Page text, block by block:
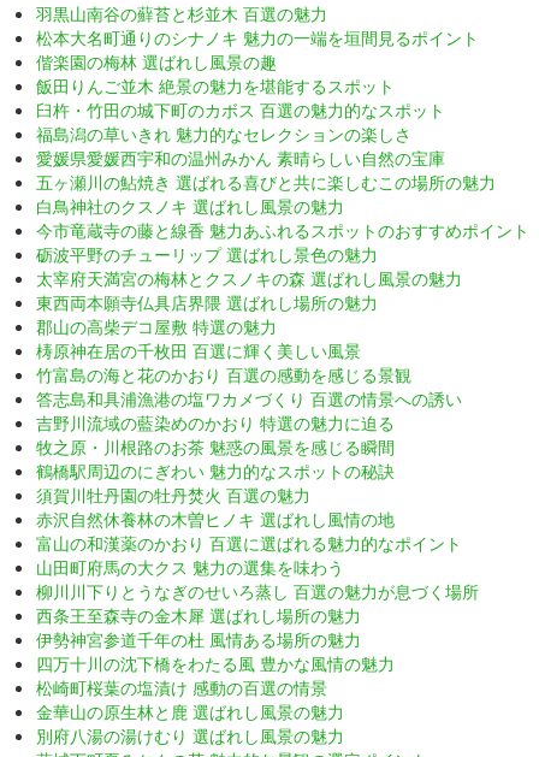
羽黒山南谷の蘚苔と杉並木 百選の魅力
松本大名町通りのシナノキ 魅力の一端を垣間見るポイント
偕楽園の梅林 選ばれし風景の趣
飯田りんご並木 絶景の魅力を堪能するスポット
臼杵・竹田の城下町のカボス 百選の魅力的なスポット
福島潟の草いきれ 魅力的なセレクションの楽しさ
愛媛県愛媛西宇和の温州みかん 素晴らしい自然の宝庫
五ヶ瀬川の鮎焼き 選ばれる喜びと共に楽しむこの場所の魅力
白鳥神社のクスノキ 選ばれし風景の魅力
今市竜蔵寺の藤と線香 魅力あふれるスポットのおすすめポイント
砺波平野のチューリップ 選ばれし景色の魅力
太宰府天満宮の梅林とクスノキの森 選ばれし風景の魅力
東西両本願寺仏具店界隈 選ばれし場所の魅力
郡山の高柴デコ屋敷 特選の魅力
梼原神在居の千枚田 百選に輝く美しい風景
竹富島の海と花のかおり 百選の感動を感じる景観
答志島和具浦漁港の塩ワカメづくり 百選の情景への誘い
吉野川流域の藍染めのかおり 特選の魅力に迫る
牧之原・川根路のお茶 魅惑の風景を感じる瞬間
鶴橋駅周辺のにぎわい 魅力的なスポットの秘訣
須賀川牡丹園の牡丹焚火 百選の魅力
赤沢自然休養林の木曽ヒノキ 選ばれし風情の地
富山の和漢薬のかおり 百選に選ばれる魅力的なポイント
山田町府馬の大クス 魅力の選集を味わう
柳川川下りとうなぎのせいろ蒸し 百選の魅力が息づく場所
西条王至森寺の金木犀 選ばれし場所の魅力
伊勢神宮参道千年の杜 風情ある場所の魅力
四万十川の沈下橋をわたる風 豊かな風情の魅力
松崎町桜葉の塩漬け 感動の百選の情景
金華山の原生林と鹿 選ばれし風景の魅力
別府八湯の湯けむり 選ばれし風景の魅力